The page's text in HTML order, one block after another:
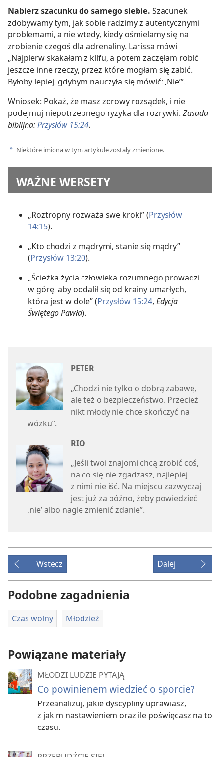
Nabierz szacunku do samego siebie. Szacunek
zdobywamy tym, jak sobie radzimy z autentycznymi
problemami, a nie wtedy, kiedy ośmielamy się na
zrobienie czegoś dla adrenaliny. Larissa mówi
„Najpierw skakałam z klifu, a potem zaczęłam robić
jeszcze inne rzeczy, przez które mogłam się zabić.
Byłoby lepiej, gdybym nauczyła się mówić: ‚Nie’”.
Wniosek: Pokaż, że masz zdrowy rozsądek, i nie
podejmuj niepotrzebnego ryzyka dla rozrywki. Zasada
biblijna:Przysłów 15:24.
a Niektóre imiona w tym artykule zostały zmienione.
WAŻNE WERSETY
„Roztropny rozważa swe kroki” (Przysłów
14:15).
„Kto chodzi z mądrymi, stanie się mądry”
(Przysłów 13:20).
„Ścieżka życia człowieka rozumnego prowadzi
w górę, aby oddalił się od krainy umarłych,
która jest w dole” (Przysłów 15:24, Edycja
Świętego Pawła).
PETER
„Chodzi nie tylko o dobrą zabawę,
ale też o bezpieczeństwo. Przecież
nikt młody nie chce skończyć na
wózku”.
RIO
„Jeśli twoi znajomi chcą zrobić coś,
na co się nie zgadzasz, najlepiej
z nimi nie iść. Na miejscu zazwyczaj
jest już za późno, żeby powiedzieć
‚nie’ albo nagle zmienić zdanie”.
Wstecz Dalej
Podobne zagadnienia
Czas wolny Młodzież
Powiązane materiały
MŁODZI LUDZIE PYTAJĄ
Co powinienem wiedzieć o sporcie?
Przeanalizuj, jakie dyscypliny uprawiasz,
z jakim nastawieniem oraz ile poświęcasz na to
czasu.